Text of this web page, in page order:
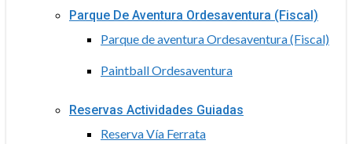
Parque De Aventura Ordesaventura (Fiscal)
Parque de aventura Ordesaventura (Fiscal)
Paintball Ordesaventura
Reservas Actividades Guiadas
Reserva Vía Ferrata